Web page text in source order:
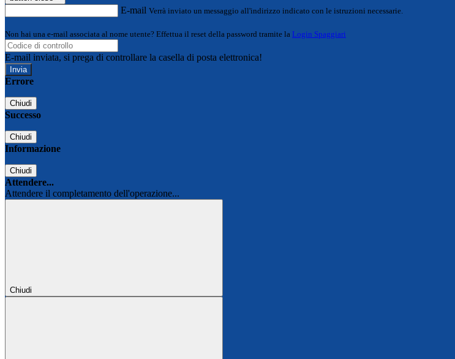
E-mail Verrà inviato un messaggio all'indirizzo indicato con le istruzioni necessarie.
Non hai una e-mail associata al nome utente? Effettua il reset della password tramite la Login Spaggiari
E-mail inviata, si prega di controllare la casella di posta elettronica!
Errore
Chiudi
Successo
Chiudi
Informazione
Chiudi
Attendere...
Attendere il completamento dell'operazione...
Chiudi